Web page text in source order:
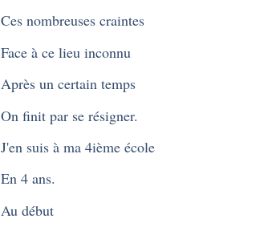
Ces nombreuses craintes
Face à ce lieu inconnu
Après un certain temps
On finit par se résigner.
J'en suis à ma 4ième école
En 4 ans.
Au début